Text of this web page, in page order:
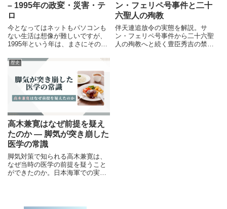
– 1995年の政変・災害・テ
ロ
今となってはネットもパソコンも
ない生活は想像が難しいですが、
1995年という年は、まさにその境
はWindows95の発売以外にも大変
な事がたくさん起こった「激動の
一年」でした。今回は、1995年の
日本でどのようなことが起きてい
たのかをまとめてみます。
ン・フェリペ号事件と二十
六聖人の殉教
伴天連追放令の実態を解説。サ
ン・フェリペ号事件から二十六聖
人の殉教へと続く豊臣秀吉の禁教
歴史
高木兼寛はなぜ前提を疑え
たのか ― 脚気が突き崩した
医学の常識
脚気対策で知られる高木兼寛は、
なぜ当時の医学の前提を疑うこと
ができたのか。日本海軍での実証